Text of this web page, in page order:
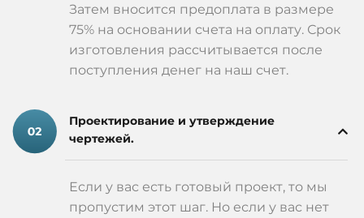
Затем вносится предоплата в размере
75% на основании счета на оплату. Срок
изготовления рассчитывается после
поступления денег на наш счет.
Проектирование и утверждение
чертежей.
Если у вас есть готовый проект, то мы
пропустим этот шаг. Но если у вас нет